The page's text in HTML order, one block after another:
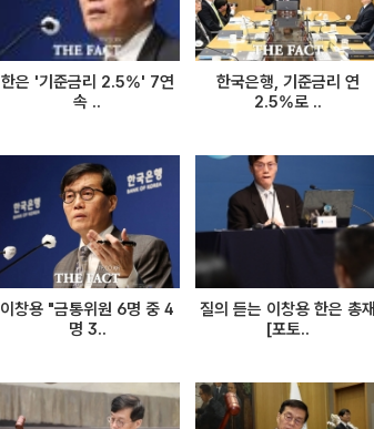
한은 '기준금리 2.5%' 7연
속 ..
한국은행, 기준금리 연
2.5%로 ..
이창용 "금통위원 6명 중 4
명 3..
질의 듣는 이창용 한은 총재
[포토..